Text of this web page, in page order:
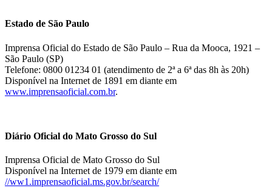
Estado de São Paulo
Imprensa Oficial do Estado de São Paulo – Rua da Mooca, 1921 –
São Paulo (SP)
Telefone: 0800 01234 01 (atendimento de 2ª a 6ª das 8h às 20h)
Disponível na Internet de 1891 em diante em
www.imprensaoficial.com.br.
Diário Oficial do Mato Grosso do Sul
Imprensa Oficial de Mato Grosso do Sul
Disponível na Internet de 1979 em diante em
//ww1.imprensaoficial.ms.gov.br/search/